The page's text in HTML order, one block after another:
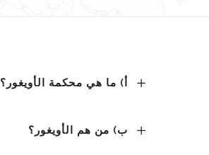
أ) ما هي محكمة الأويغور؟
ب) من هم الأويغور؟